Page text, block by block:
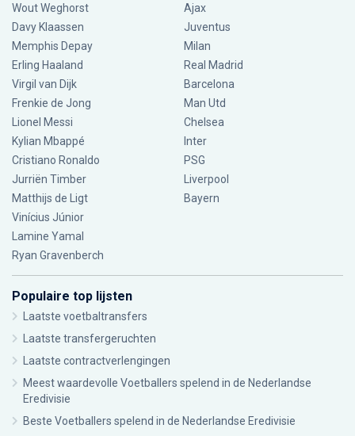
Wout Weghorst
Davy Klaassen
Memphis Depay
Erling Haaland
Virgil van Dijk
Frenkie de Jong
Lionel Messi
Kylian Mbappé
Cristiano Ronaldo
Jurriën Timber
Matthijs de Ligt
Vinícius Júnior
Lamine Yamal
Ryan Gravenberch
Ajax
Juventus
Milan
Real Madrid
Barcelona
Man Utd
Chelsea
Inter
PSG
Liverpool
Bayern
Populaire top lijsten
Laatste voetbaltransfers
Laatste transfergeruchten
Laatste contractverlengingen
Meest waardevolle Voetballers spelend in de Nederlandse
Eredivisie
Beste Voetballers spelend in de Nederlandse Eredivisie